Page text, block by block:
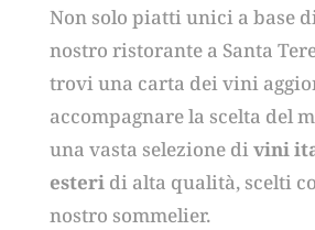
Non solo piatti unici a base
nostro ristorante a Santa
trovi una carta dei vini
accompagnare la scelta del
una vasta selezione divini
esteridi alta qualità, scelti
nostro sommelier.